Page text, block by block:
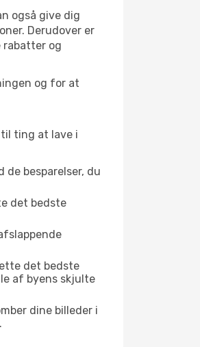
også give dig
Derudover er
rabatter og
og for at
ting at lave i
besparelser, du
det bedste
det bedste
af byens skjulte
dine billeder i